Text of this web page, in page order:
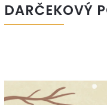
DARČEKOVÝ